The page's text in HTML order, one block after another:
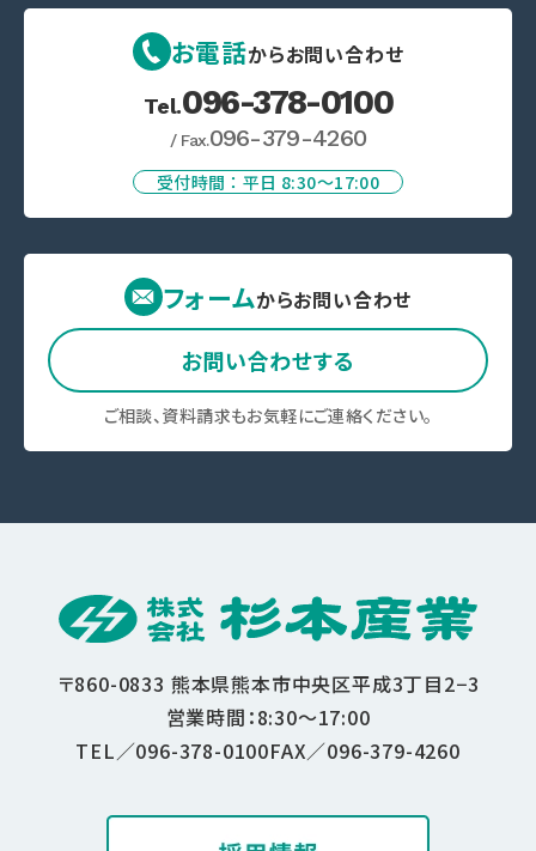
お電話からお問い合わせ
Tel.096-378-0100
/ Fax.096-379-4260
受付時間 ： 平日 8:30〜17:00
フォームからお問い合わせ
お問い合わせする
ご相談、資料請求もお気軽にご連絡ください。
〒860-0833 熊本県熊本市中央区平成3丁目2−3
営業時間：8:30〜17:00
TEL／096-378-0100FAX／096-379-4260